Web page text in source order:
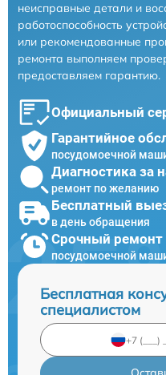
неисправные детали и
работоспособность
или рекомендованные
ремонта выполняем
предоставляем гарантию.
Официальный
Гарантийное
посудомоечной
Диагностика за
ремонт по желанию
Бесплатный
в день обращения
Срочный ремонт
посудомоечной
Бесплатная
специалистом